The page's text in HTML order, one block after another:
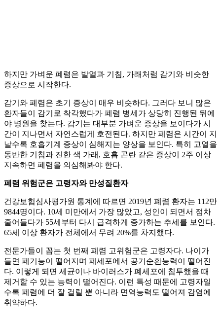
하지만 가벼운 폐렴은 발열과 기침, 가래처럼 감기와 비슷한
증상으로 시작한다.
감기와 폐렴은 초기 증상이 매우 비슷하다. 그러다 보니 많은
환자들이 감기로 착각했다가 폐렴 병세가 상당히 진행된 뒤에
야 병원을 찾는다. 감기는 대부분 가벼운 증상을 보이다가 시
간이 지나면서 자연스럽게 호전된다. 하지만 폐렴은 시간이 지
날수록 호흡기계 증상이 심해지는 양상을 보인다. 특히 고열을
동반한 기침과 진한 색 가래, 호흡 곤란 같은 증상이 2주 이상
지속하면 폐렴을 의심해봐야 한다.
폐렴 위험군은 고령자와 만성질환자
건강보험심사평가원 통계에 따르면 2019년 폐렴 환자는 112만
9844명이다. 10세 미만에서 가장 많았고, 성인이 되면서 점차
줄어들다가 55세부터 다시 급격하게 증가하는 추세를 보인다.
65세 이상 환자가 전체에서 무려 20%를 차지했다.
전문가들이 꼽는 첫 번째 폐렴 고위험군은 고령자다. 나이가
들면 폐기능이 떨어지며 폐세포에서 공기순환능력이 떨어진
다. 이렇게 되면 세균이나 바이러스가 폐세포에 침투했을 때
제거할 수 있는 능력이 떨어진다. 이런 특성 때문에 고령자일
수록 폐렴에 더 잘 걸릴 뿐 아니라 면역능력도 떨어져 감염에
취약하다.